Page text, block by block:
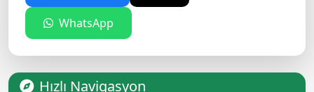
WhatsApp
Hızlı Navigasyon